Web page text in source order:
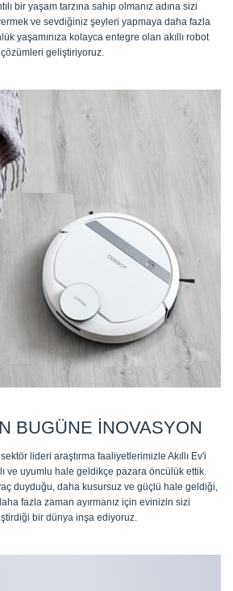
bir yaşam tarzına sahip olmanız adına sizi
ve sevdiğiniz şeyleri yapmaya daha fazla
yaşamınıza kolayca entegre olan akıllı robot
çözümleri geliştiriyoruz.
BUGÜNE İNOVASYON
sektör lideri araştırma faaliyetlerimizle Akıllı Ev'i
ve uyumlu hale geldikçe pazara öncülük ettik.
duyduğu, daha kusursuz ve güçlü hale geldiği,
fazla zaman ayırmanız için evinizin sizi
bir dünya inşa ediyoruz.